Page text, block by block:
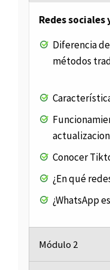
Redes sociales
Diferencia
métodos
Conocer
¿En qué
¿WhatsApp
Módulo 2